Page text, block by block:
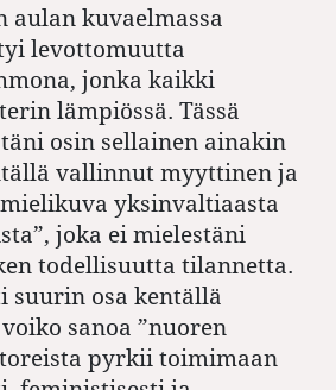
aulan kuvaelmassa
levottomuutta
jonka kaikki
lämpiössä. Tässä
osin sellainen ainakin
vallinnut myyttinen ja
yksinvaltiaasta
joka ei mielestäni
todellisuutta tilannetta.
suurin osa kentällä
sanoa ”nuoren
pyrkii toimimaan